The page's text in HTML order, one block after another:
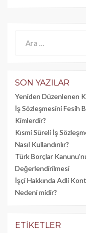
SON YAZILAR
Yeniden Düzenlenen
İş Sözleşmesini Fesih
Kimlerdir?
Kısmi Süreli İş
Nasıl Kullandırılır?
Türk Borçlar
Değerlendirilmesi
İşçi Hakkında Adli
Nedeni midir?
ETIKETLER